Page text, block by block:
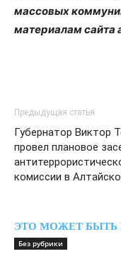
массовых
материалам сайта
Предыдущая статья
Губернатор Виктор
провел плановое
комиссии в
ЭТО МОЖЕТ БЫТЬ
Без рубрики